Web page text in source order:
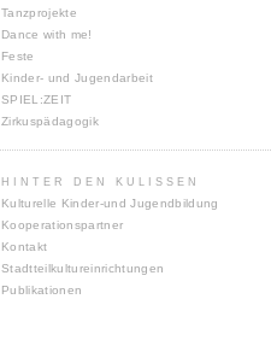
Tanzprojekte
Dance with me!
Feste
Kinder- und Jugendarbeit
SPIEL:ZEIT
Zirkuspädagogik
HINTER DEN KULISSEN
Kulturelle Kinder-und Jugendbildung
Kooperationspartner
Kontakt
Stadtteilkultureinrichtungen
Publikationen